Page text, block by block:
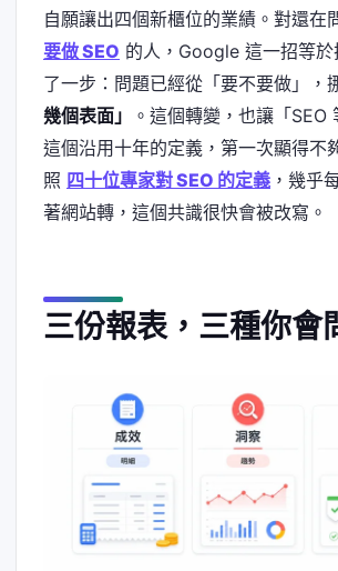
自願讓出四個新櫃位的業績。對還在
要做 SEO 的人，Google 這一招等於
了一步：問題已經從「要不要做」，
幾個表面」
。這個轉變，也讓「SEO
這個沿用十年的定義，第一次顯得不
照 四十位專家對 SEO 的定義 ，幾乎
著網站轉，這個共識很快會被改寫。
三份報表，三種你會